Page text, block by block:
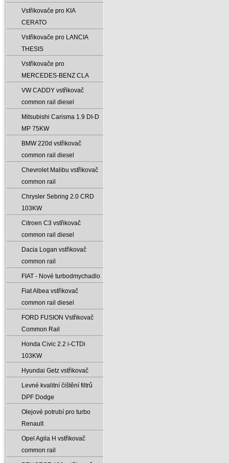
Vstřikovače pro KIA
CERATO
Vstřikovače pro LANCIA
THESIS
Vstřikovače pro
MERCEDES-BENZ CLA
VW CADDY vstřikovač
common rail diesel
Mitsubishi Carisma 1.9 DI-D
MP 75KW
BMW 220d vstřikovač
common rail diesel
Chevrolet Malibu vstřikovač
common rail
Chrysler Sebring 2.0 CRD
103KW
Citroen C3 vstřikovač
common rail diesel
Dacia Logan vstřikovač
common rail
FIAT - Nové turbodmychadlo
Fiat Albea vstřikovač
common rail diesel
FORD FUSION Vstřikovač
Common Rail
Honda Civic 2.2 i-CTDi
103KW
Hyundai Getz vstřikovač
Levné kvalitní čištění filtrů
DPF Dodge
Olejové potrubí pro turbo
Renault
Opel Agila H vstřikovač
common rail